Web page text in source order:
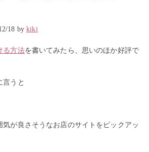
18 bykiki
る方法を書いてみたら、思いのほか好評で
言うと
気が良さそうなお店のサイトをピックアッ